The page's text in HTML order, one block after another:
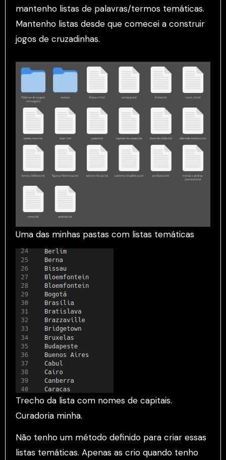
mantenho listas de palavras/termos temáticas.
Mantenho listas desde que comecei a construir
jogos de cruzadinhas.
Uma das minhas pastas com listas temáticas
Trecho da lista com nomes de capitais.
Curadoria minha.
Não tenho um método definido para criar essas
listas temáticas. Apenas as crio quando tenho